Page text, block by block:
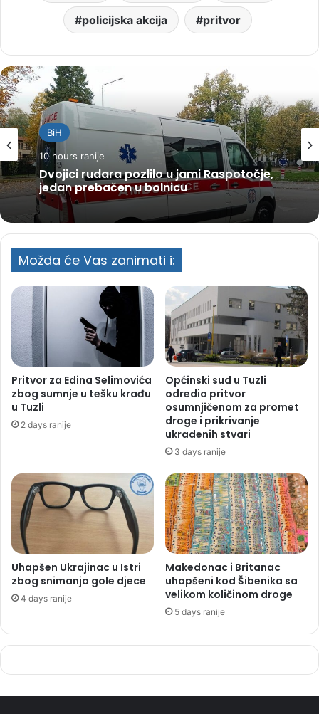
policijska akcija pritvor
BiH
10 hours ranije
Dvojici rudara pozlilo u jami Raspotočje,
jedan prebačen u bolnicu
Možda će Vas zanimati i:
Pritvor za Edina Selimovića
zbog sumnje u tešku krađu
u Tuzli
2 days ranije
Općinski sud u Tuzli
odredio pritvor
osumnjičenom za promet
droge i prikrivanje
ukradenih stvari
3 days ranije
Uhapšen Ukrajinac u Istri
zbog snimanja gole djece
4 days ranije
Makedonac i Britanac
uhapšeni kod Šibenika sa
velikom količinom droge
5 days ranije